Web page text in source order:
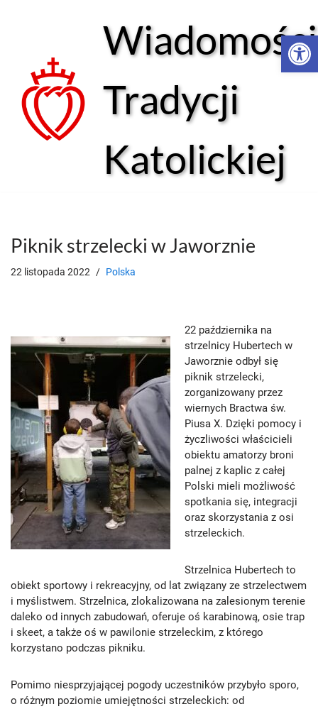
treści
Wiadomości
Tradycji
Katolickiej
Piknik strzelecki w Jaworznie
22 listopada 2022 Polska
22 października na
strzelnicy Hubertech w
Jaworznie odbył się
piknik strzelecki,
zorganizowany przez
wiernych Bractwa św.
Piusa X. Dzięki pomocy i
życzliwości właścicieli
obiektu amatorzy broni
palnej z kaplic z całej
Polski mieli możliwość
spotkania się, integracji
oraz skorzystania z osi
strzeleckich.
Strzelnica Hubertech to
obiekt sportowy i rekreacyjny, od lat związany ze strzelectwem
i myślistwem. Strzelnica, zlokalizowana na zalesionym terenie
daleko od innych zabudowań, oferuje oś karabinową, osie trap
i skeet, a także oś w pawilonie strzeleckim, z którego
korzystano podczas pikniku.
Pomimo niesprzyjającej pogody uczestników przybyło sporo,
o różnym poziomie umiejętności strzeleckich: od